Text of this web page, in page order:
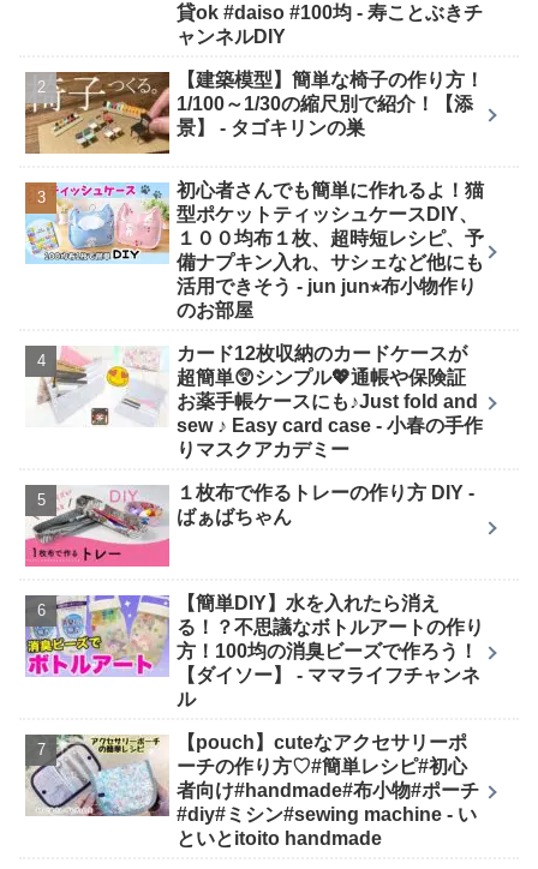
貸ok #daiso #100均 - 寿ことぶきチ
ャンネルDIY
【建築模型】簡単な椅子の作り方！
1/100～1/30の縮尺別で紹介！【添
景】 - タゴキリンの巣
初心者さんでも簡単に作れるよ！猫
型ポケットティッシュケースDIY、
１００均布１枚、超時短レシピ、予
備ナプキン入れ、サシェなど他にも
活用できそう - jun jun⭐︎布小物作り
のお部屋
カード12枚収納のカードケースが
超簡単😲シンプル💖通帳や保険証
お薬手帳ケースにも♪Just fold and
sew ♪ Easy card case - 小春の手作
りマスクアカデミー
１枚布で作るトレーの作り方 DIY -
ばぁばちゃん
【簡単DIY】水を入れたら消え
る！？不思議なボトルアートの作り
方！100均の消臭ビーズで作ろう！
【ダイソー】 - ママライフチャンネ
ル
【pouch】cuteなアクセサリーポ
ーチの作り方♡#簡単レシピ#初心
者向け#handmade#布小物#ポーチ
#diy#ミシン#sewing machine - い
といとitoito handmade